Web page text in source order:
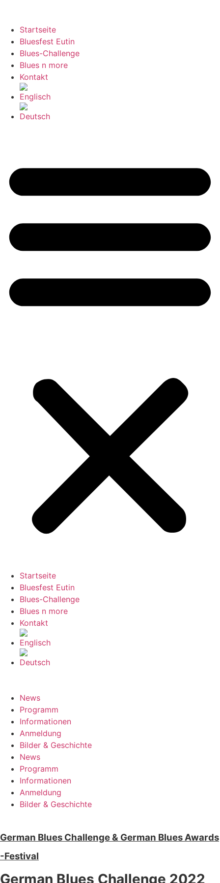
Startseite
Bluesfest Eutin
Blues-Challenge
Blues n more
Kontakt
Startseite
Bluesfest Eutin
Blues-Challenge
Blues n more
Kontakt
News
Programm
Informationen
Anmeldung
Bilder & Geschichte
News
Programm
Informationen
Anmeldung
Bilder & Geschichte
German Blues Challenge & German Blues Awards
-Festival
German Blues Challenge 2022